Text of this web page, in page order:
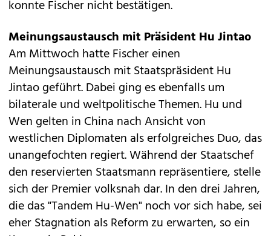
konnte Fischer nicht bestätigen.
Meinungsaustausch mit Präsident Hu Jintao
Am Mittwoch hatte Fischer einen
Meinungsaustausch mit Staatspräsident Hu
Jintao geführt. Dabei ging es ebenfalls um
bilaterale und weltpolitische Themen. Hu und
Wen gelten in China nach Ansicht von
westlichen Diplomaten als erfolgreiches Duo, das
unangefochten regiert. Während der Staatschef
den reservierten Staatsmann repräsentiere, stelle
sich der Premier volksnah dar. In den drei Jahren,
die das "Tandem Hu-Wen" noch vor sich habe, sei
eher Stagnation als Reform zu erwarten, so ein